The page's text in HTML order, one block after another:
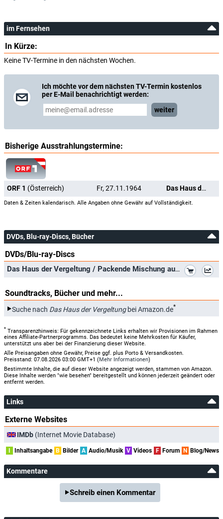
im Fernsehen
In Kürze:
Keine TV-Termine in den nächsten Wochen.
Ich möchte vor dem nächsten TV-Termin kostenlos
per E-Mail benachrichtigt werden:
weiter
Bisherige Ausstrahlungstermine:
ORF 1 (Österreich) Fr, 27.11.1964 Das Haus der Vergeltung
Daten & Zeiten kalendarisch. Alle Angaben ohne Gewähr auf Vollständigkeit.
DVDs, Blu-ray-Discs, Bücher
DVDs/Blu-ray-Discs
Das Haus der Vergeltung / Packende Mischung aus Psychothriller und Drama (Pidax Film-Klassiker)
Soundtracks, Bücher und mehr...
Suche nach Das Haus der Vergeltungbei Amazon.de*
* Transparenzhinweis: Für gekennzeichnete Links erhalten wir Provisionen im Rahmen
eines Affiliate-Partnerprogramms. Das bedeutet keine Mehrkosten für Käufer,
unterstützt uns aber bei der Finanzierung dieser Website.
Alle Preisangaben ohne Gewähr, Preise ggf. plus Porto & Versandkosten.
Preisstand: 07.08.2026 03:00 GMT+1 (Mehr Informationen)
Bestimmte Inhalte, die auf dieser Website angezeigt werden, stammen von Amazon.
Diese Inhalte werden "wie besehen" bereitgestellt und können jederzeit geändert oder
entfernt werden.
Links
Externe Websites
IMDb (Internet Movie Database)
Inhaltsangabe B Bilder A Audio/Musik V Videos F Forum N Blog/News
Kommentare
Schreib einen Kommentar